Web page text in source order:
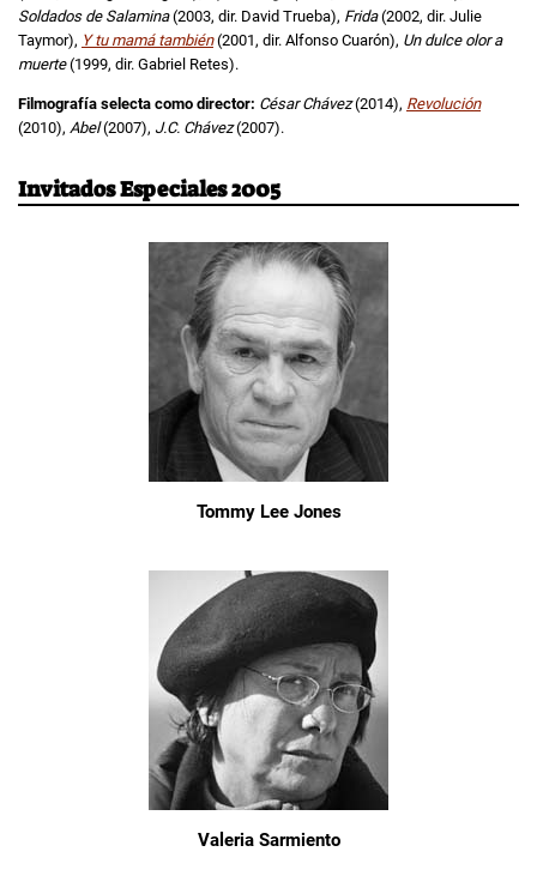
Soldados de Salamina(2003, dir. David Trueba), Frida(2002, dir. Julie
Taymor), Y tu mamá también (2001, dir. Alfonso Cuarón), Un dulce olor a
muerte(1999, dir. Gabriel Retes).
Filmografía selecta como director: César Chávez(2014), Revolución
(2010), Abel(2007), J.C. Chávez(2007).
Invitados Especiales 2005
Tommy Lee Jones
Valeria Sarmiento